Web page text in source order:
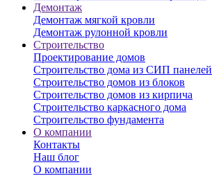
Демонтаж
Демонтаж мягкой кровли
Демонтаж рулонной кровли
Строительство
Проектирование домов
Строительство дома из СИП панелей
Строительство домов из блоков
Строительство домов из кирпича
Строительство каркасного дома
Строительство фундамента
О компании
Контакты
Наш блог
О компании